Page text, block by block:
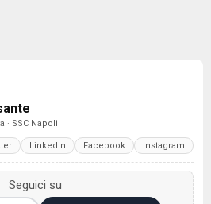
· SSC Napoli
LinkedIn Facebook Instagram
Seguici su